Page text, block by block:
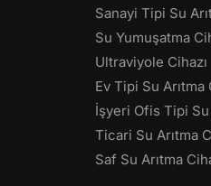
Sanayi Tipi Su
Su Yumuşatma
Ultraviyole Cihazı
Ev Tipi Su Arıtma
İşyeri Ofis Tipi Su
Ticari Su Arıtma
Saf Su Arıtma